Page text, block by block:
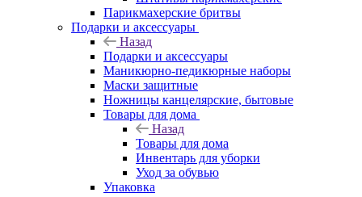
Парикмахерские бритвы
Подарки и аксессуары
Назад
Подарки и аксессуары
Маникюрно-педикюрные наборы
Маски защитные
Ножницы канцелярские, бытовые
Товары для дома
Назад
Товары для дома
Инвентарь для уборки
Уход за обувью
Упаковка